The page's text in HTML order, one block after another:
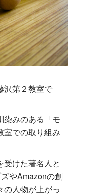
沢第２教室で
染みのある「モ
室での取り組み
受けた著名人と
やAmazonの創
の人物が上がっ